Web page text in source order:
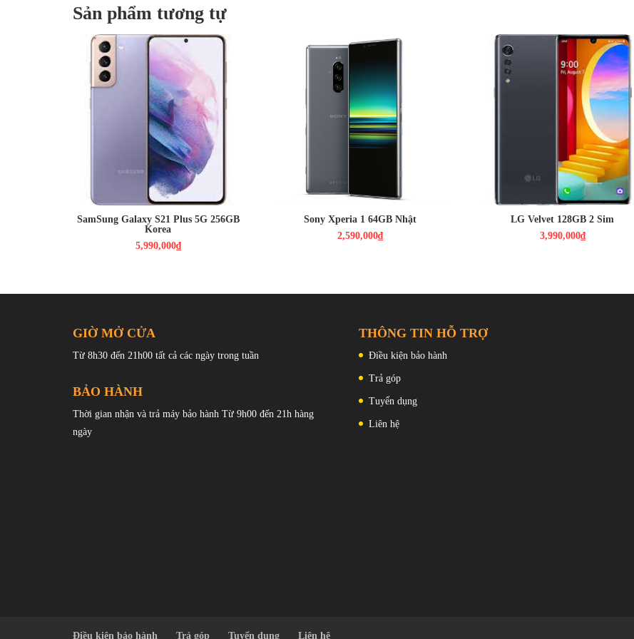
có ba màu thời trang: Pha lê đen, Lưỡi xanh và Ice Titanium. Điện thoại được trang bị vòng Deco kim loại dành cho máy
toàn bộ điện thoại mang đậm chất kết cấu tương lai nhưng cao cấp.
phối màu titan băng giúp cải thiện đáng kể kết cấu của toàn bộ máy.
Sản phẩm tương tự
5,990,000₫
Màn hình: Dynamic AMOLED 2X,
6.7", Quad HD+ (2K+)
HDH : Android 12
CPU : Exynos 2100
RAM : 8GB / ROM : 256GB
CAMERA : Chính 12 MP & Phụ 64
SamSung Galaxy S21 Plus 5G 256GB
Korea
5,990,000₫
2,590,000₫
Màn hình: 6.5", 4K
HDH : Android 9.0
CPU : Snap 855
RAM : 6GB / ROM : 64GB
CAMERA : 3 Camera 12MPX
PIN : 3330 MAH
Sony Xperia 1 64GB Nhật
2,590,000₫
3,990,000₫
Màn hình: P-OLED, 6.8", Full HD+
Hệ điều hành: Android 10
Camera sau: Chính 48 MP & Phụ 8
CPU:Snapdragon 765G
Dung lượng pin:4300 mAh
LG Velvet 128GB 2 Sim
3,990,000₫
GIỜ MỞ CỬA
Từ 8h30 đến 21h00 tất cả các ngày trong tuần
BẢO HÀNH
Thời gian nhận và trả máy bảo hành Từ 9h00 đến 21h hàng
ngày
THÔNG TIN HỖ TRỢ
Điều kiện bảo hành
Trả góp
Tuyển dụng
Liên hệ
Điều kiện bảo hành Trả góp Tuyển dụng Liên hệ